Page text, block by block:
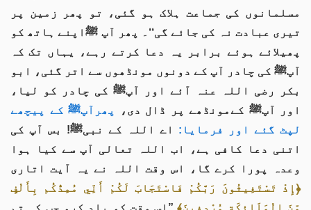
مسلمانوں کی جماعت ہلاک ہو گئی، تو پھر زمین پر
تیری عبادت نہ کی جائے گی‘‘۔ پھر آپ ﷺاپنے ہاتھ کو
پھیلائے ہوئے برابر یہ دعا کرتے رہے، یہاں تک کہ
آپﷺ کی چادر آپ کے دونوں مونڈھوں سے اتر گئی، ابو
بکر رضی اللہ عنہ آئے اور آپﷺ کی چادر کو لیا،
اور آپﷺ کےمونڈھے پر ڈال دی،
پھرآپﷺ کے پیچھے
لپٹ گئے اور فرمایا: اے اللہ کے نبیﷺ! بس آپ کی
اتنی دعا کافی ہے، اب اللہ تعالی آپ سے کیا ہوا
وعدہ پورا کرے گا، اس وقت اللہ نے یہ آیت اتاری
﴿إِذْ تَسْتَغِيثُونَ رَبَّكُمْ فَاسْتَجَابَ لَكُمْ أَنِّي مُمِدُّكُم بِأَلْفٍ
مِّنَ الْمَلَائِكَةِ مُرْدِفِينَ﴾”اس وقت کو یاد کرو جب کہ تم